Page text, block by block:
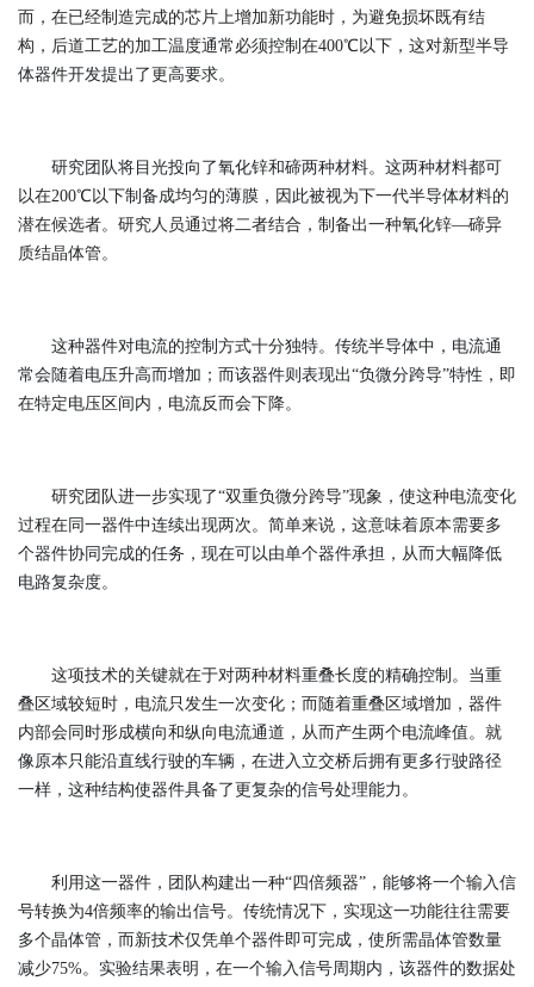
而，在已经制造完成的芯片上增加新功能时，为避免损坏既有结
构，后道工艺的加工温度通常必须控制在400℃以下，这对新型半导
体器件开发提出了更高要求。
研究团队将目光投向了氧化锌和碲两种材料。这两种材料都可
以在200℃以下制备成均匀的薄膜，因此被视为下一代半导体材料的
潜在候选者。研究人员通过将二者结合，制备出一种氧化锌—碲异
质结晶体管。
这种器件对电流的控制方式十分独特。传统半导体中，电流通
常会随着电压升高而增加；而该器件则表现出“负微分跨导”特性，即
在特定电压区间内，电流反而会下降。
研究团队进一步实现了“双重负微分跨导”现象，使这种电流变化
过程在同一器件中连续出现两次。简单来说，这意味着原本需要多
个器件协同完成的任务，现在可以由单个器件承担，从而大幅降低
电路复杂度。
这项技术的关键就在于对两种材料重叠长度的精确控制。当重
叠区域较短时，电流只发生一次变化；而随着重叠区域增加，器件
内部会同时形成横向和纵向电流通道，从而产生两个电流峰值。就
像原本只能沿直线行驶的车辆，在进入立交桥后拥有更多行驶路径
一样，这种结构使器件具备了更复杂的信号处理能力。
利用这一器件，团队构建出一种“四倍频器”，能够将一个输入信
号转换为4倍频率的输出信号。传统情况下，实现这一功能往往需要
多个晶体管，而新技术仅凭单个器件即可完成，使所需晶体管数量
减少75%。实验结果表明，在一个输入信号周期内，该器件的数据处